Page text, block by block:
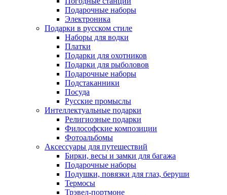
Подарочные наборы
Электроника
Подарки в русском стиле
Наборы для водки
Платки
Подарки для охотников
Подарки для рыболовов
Подарочные наборы
Подстаканники
Посуда
Русские промыслы
Интеллектуальные подарки
Религиозные подарки
Философские композиции
Фотоальбомы
Аксессуары для путешествий
Бирки, весы и замки для багажа
Подарочные наборы
Подушки, повязки для глаз, беруши
Термосы
Трэвел-портмоне